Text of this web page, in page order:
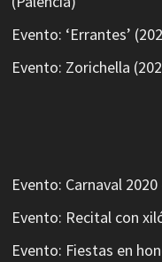
Evento: ‘Errantes’
Evento: Zorichella
Evento: Carnaval
Evento: Recital con
Evento: Fiestas en